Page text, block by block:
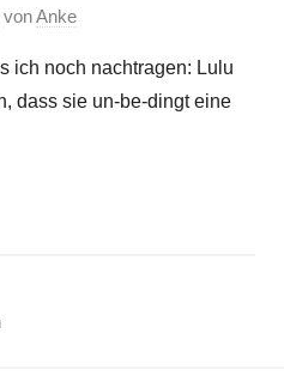
vonAnke
ich noch nachtragen: Lulu
dass sie un-be-dingt eine